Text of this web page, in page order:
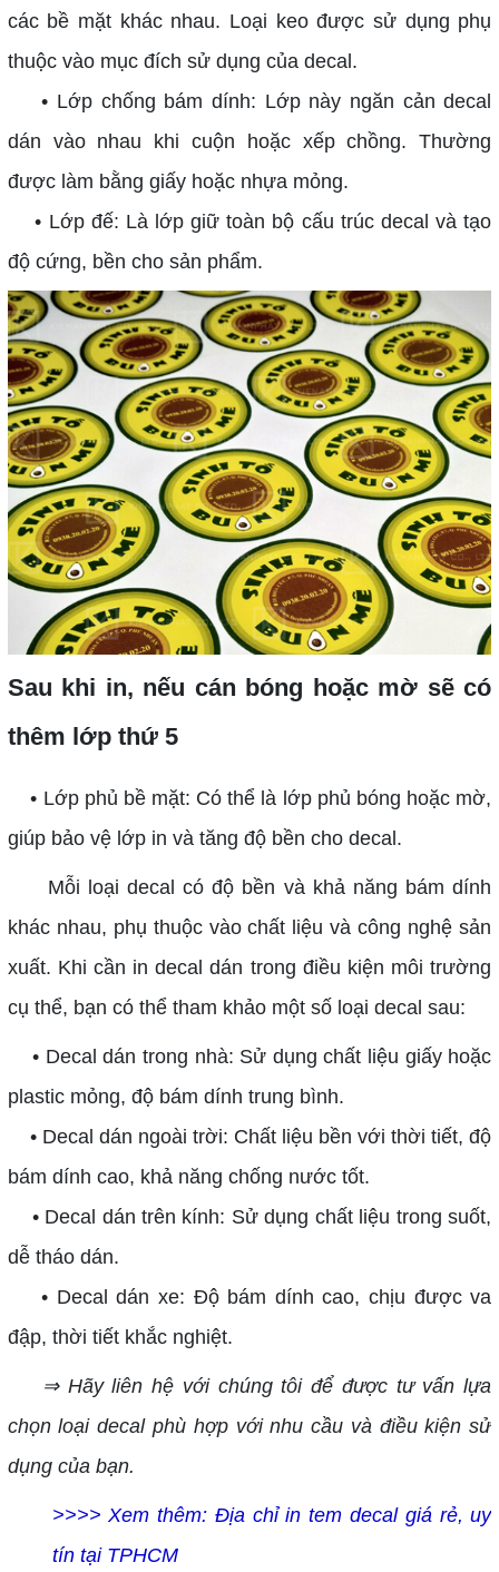
các bề mặt khác nhau. Loại keo được sử dụng phụ
thuộc vào mục đích sử dụng của decal.
• Lớp chống bám dính: Lớp này ngăn cản decal
dán vào nhau khi cuộn hoặc xếp chồng. Thường
được làm bằng giấy hoặc nhựa mỏng.
• Lớp đế: Là lớp giữ toàn bộ cấu trúc decal và tạo
độ cứng, bền cho sản phẩm.
Sau khi in, nếu cán bóng hoặc mờ sẽ có
thêm lớp thứ 5
• Lớp phủ bề mặt: Có thể là lớp phủ bóng hoặc mờ,
giúp bảo vệ lớp in và tăng độ bền cho decal.
Mỗi loại decal có độ bền và khả năng bám dính
khác nhau, phụ thuộc vào chất liệu và công nghệ sản
xuất. Khi cần in decal dán trong điều kiện môi trường
cụ thể, bạn có thể tham khảo một số loại decal sau:
• Decal dán trong nhà: Sử dụng chất liệu giấy hoặc
plastic mỏng, độ bám dính trung bình.
• Decal dán ngoài trời: Chất liệu bền với thời tiết, độ
bám dính cao, khả năng chống nước tốt.
• Decal dán trên kính: Sử dụng chất liệu trong suốt,
dễ tháo dán.
• Decal dán xe: Độ bám dính cao, chịu được va
đập, thời tiết khắc nghiệt.
⇒ Hãy liên hệ với chúng tôi để được tư vấn lựa
chọn loại decal phù hợp với nhu cầu và điều kiện sử
dụng của bạn.
>>>> Xem thêm: Địa chỉ in tem decal giá rẻ, uy
tín tại TPHCM